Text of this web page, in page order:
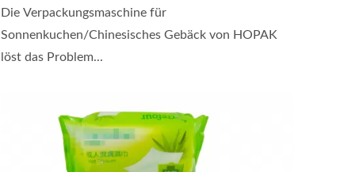
Die Verpackungsmaschine für
Sonnenkuchen/Chinesisches Gebäck von HOPAK
löst das Problem...